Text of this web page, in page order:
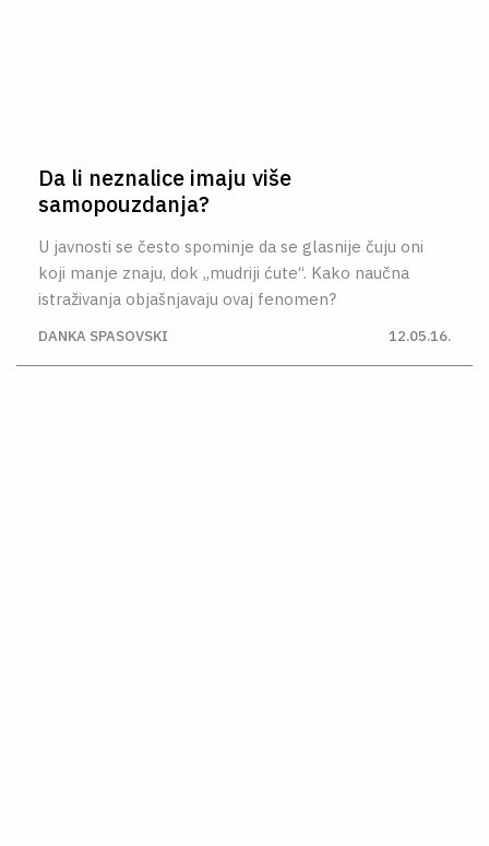
Da li neznalice imaju više
samopouzdanja?
U javnosti se često spominje da se glasnije čuju oni
koji manje znaju, dok „mudriji ćute“. Kako naučna
istraživanja objašnjavaju ovaj fenomen?
DANKA SPASOVSKI 12.05.16.